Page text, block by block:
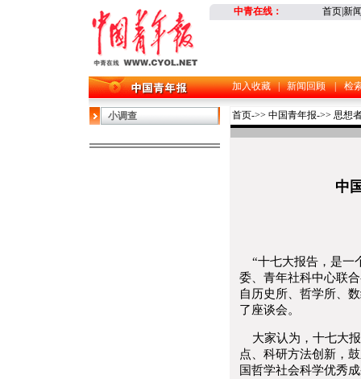
中青在线 ： 首页新
加入收藏 | 新闻回顾 | 检
小调查 首页->> 中国青年报->> 思想
中
“十七大报告，是一
委、青年社科中心联
自历史所、哲学所、
了座谈会。
大家认为，十七大报
点、科研方法创新，
国哲学社会科学优秀